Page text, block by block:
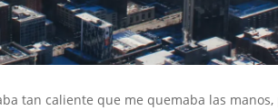
tan caliente que me quemaba las